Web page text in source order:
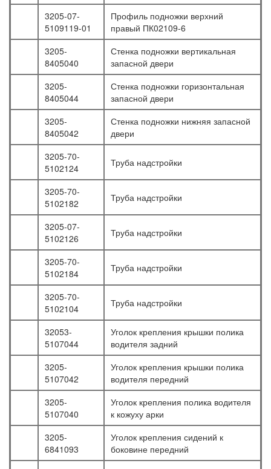
3205-07-
5109119-01
Профиль подножки верхний
правый ПК02109-6
3205-
8405040
Стенка подножки вертикальная
запасной двери
3205-
8405044
Стенка подножки горизонтальная
запасной двери
3205-
8405042
Стенка подножки нижняя запасной
двери
3205-70-
5102124
Труба надстройки
3205-70-
5102182
Труба надстройки
3205-07-
5102126
Труба надстройки
3205-70-
5102184
Труба надстройки
3205-70-
5102104
Труба надстройки
32053-
5107044
Уголок крепления крышки полика
водителя задний
3205-
5107042
Уголок крепления крышки полика
водителя передний
3205-
5107040
Уголок крепления полика водителя
к кожуху арки
3205-
6841093
Уголок крепления сидений к
боковине передний